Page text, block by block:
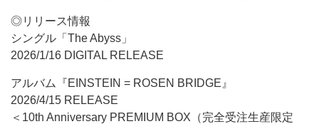
◎リリース情報
シングル「The Abyss」
2026/1/16 DIGITAL RELEASE
アルバム『EINSTEIN = ROSEN BRIDGE』
2026/4/15 RELEASE
＜10th Anniversary PREMIUM BOX（完全受注生産限定